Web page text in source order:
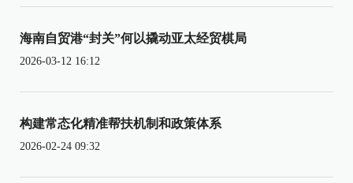
海南自贸港“封关”何以撬动亚太经贸棋局
2026-03-12 16:12
构建常态化精准帮扶机制和政策体系
2026-02-24 09:32